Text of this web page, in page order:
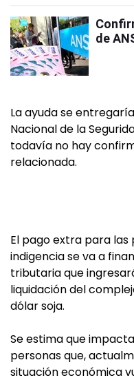
de
La ayuda se
Nacional de la
todavía no hay
relacionada.
El pago extra para las
indigencia se va a
tributaria que
liquidación del
dólar soja.
Se estima que
personas que,
situación económica